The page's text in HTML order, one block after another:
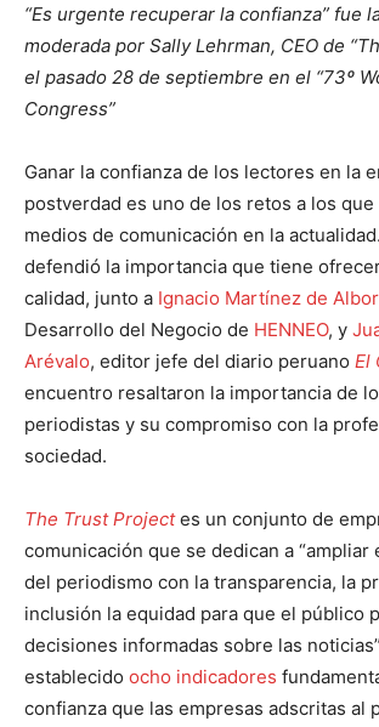
“Es urgente recuperar la confianza” fue
moderada por Sally Lehrman, CEO de
el pasado 28 de septiembre en el “73º
Congress”
Ganar la confianza de los lectores en la
postverdad es uno de los retos a los
medios de comunicación en la actualidad.
defendió la importancia que tiene
calidad, junto a Ignacio Martínez de
Desarrollo del Negocio de HENNEO, y
Arévalo, editor jefe del diario peruano El
encuentro resaltaron la importancia de
periodistas y su compromiso con la
sociedad.
The Trust Projectes un conjunto de
comunicación que se dedican a “ampliar
del periodismo con la transparencia, la
inclusión la equidad para que el público
decisiones informadas sobre las
establecido ocho indicadores
confianza que las empresas adscritas al